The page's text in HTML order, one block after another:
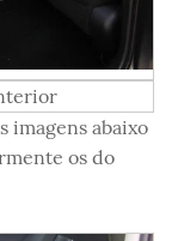
imagens abaixo
os do